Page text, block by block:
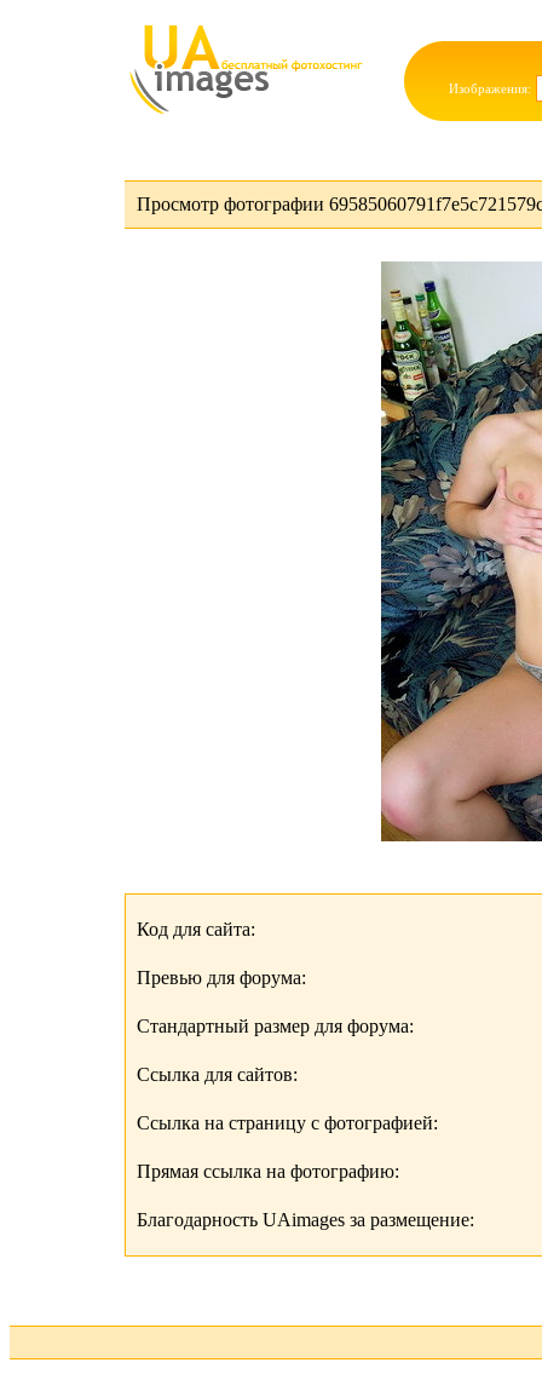
Изображения:
Просмотр фотографии
Код для сайта:
Превью для форума:
Стандартный размер для форума:
Ссылка для сайтов:
Ссылка на страницу с фотографией:
Прямая ссылка на фотографию:
Благодарность UAimages за размещение: